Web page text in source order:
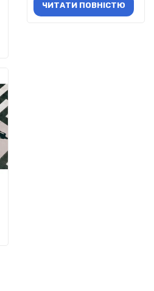
ЧИТАТИ ПОВНІСТЮ